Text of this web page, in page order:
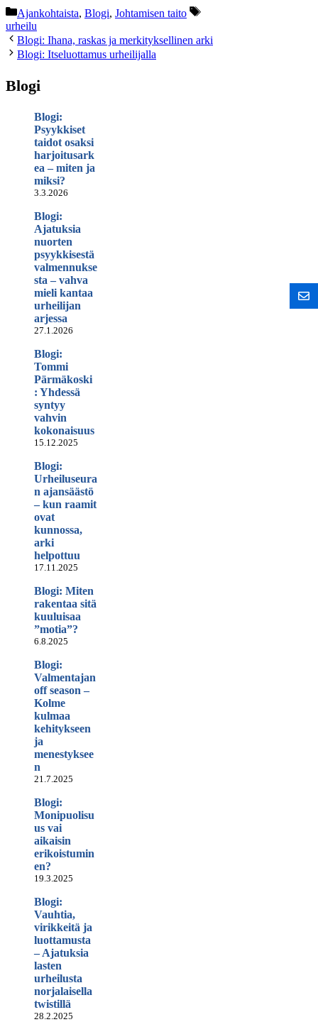
Kategoriat
Ajankohtaista, Blogi, Johtamisen taito
Avainsanat
urheilu
Blogi: Ihana, raskas ja merkityksellinen arki
Blogi: Itseluottamus urheilijalla
Blogi
Blogi:
Psyykkiset
taidot osaksi
harjoitusark
ea – miten ja
miksi?
3.3.2026
Blogi:
Ajatuksia
nuorten
psyykkisestä
valmennukse
sta – vahva
mieli kantaa
urheilijan
arjessa
27.1.2026
Blogi:
Tommi
Pärmäkoski
: Yhdessä
syntyy
vahvin
kokonaisuus
15.12.2025
Blogi:
Urheiluseura
n ajansäästö
– kun raamit
ovat
kunnossa,
arki
helpottuu
17.11.2025
Blogi: Miten
rakentaa sitä
kuuluisaa
”motia”?
6.8.2025
Blogi:
Valmentajan
off season –
Kolme
kulmaa
kehitykseen
ja
menestyksee
n
21.7.2025
Blogi:
Monipuolisu
us vai
aikaisin
erikoistumin
en?
19.3.2025
Blogi:
Vauhtia,
virikkeitä ja
luottamusta
– Ajatuksia
lasten
urheilusta
norjalaisella
twistillä
28.2.2025